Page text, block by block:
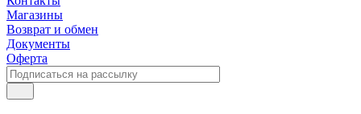
Магазины
Возврат и обмен
Документы
Оферта